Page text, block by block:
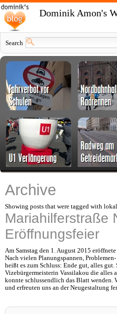
Dominik Amon's
Search
Archive
Showing posts that were tagged with
Mariahilferstraße
Eröffnungsfeier
Am Samstag den 1. August 2015
Nach vielen Planungspannen,
heißt es zum Schluss: Ende gut, alles
Vizebürgermeisterin Vassilakou die alles
konnte schlussendlich das Blatt wenden.
und erfreuten uns an der Neugestaltung